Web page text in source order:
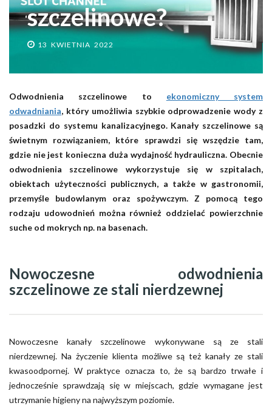
szczelinowe?
13 KWIETNIA 2022
​Odwodnienia szczelinowe to ekonomiczny system
odwadniania, który umożliwia szybkie odprowadzenie wody z
posadzki do systemu kanalizacyjnego. Kanały szczelinowe są
świetnym rozwiązaniem, które sprawdzi się wszędzie tam,
gdzie nie jest konieczna duża wydajność hydrauliczna. Obecnie
odwodnienia szczelinowe wykorzystuje się w szpitalach,
obiektach użyteczności publicznych, a także w gastronomii,
przemyśle budowlanym oraz spożywczym. Z pomocą tego
rodzaju udowodnień można również oddzielać powierzchnie
suche od mokrych np. na basenach.
Nowoczesne odwodnienia
szczelinowe ze stali nierdzewnej
Nowoczesne kanały szczelinowe wykonywane są ze stali
nierdzewnej. Na życzenie klienta możliwe są też kanały ze stali
kwasoodpornej. W praktyce oznacza to, że są bardzo trwałe i
jednocześnie sprawdzają się w miejscach, gdzie wymagane jest
utrzymanie higieny na najwyższym poziomie.